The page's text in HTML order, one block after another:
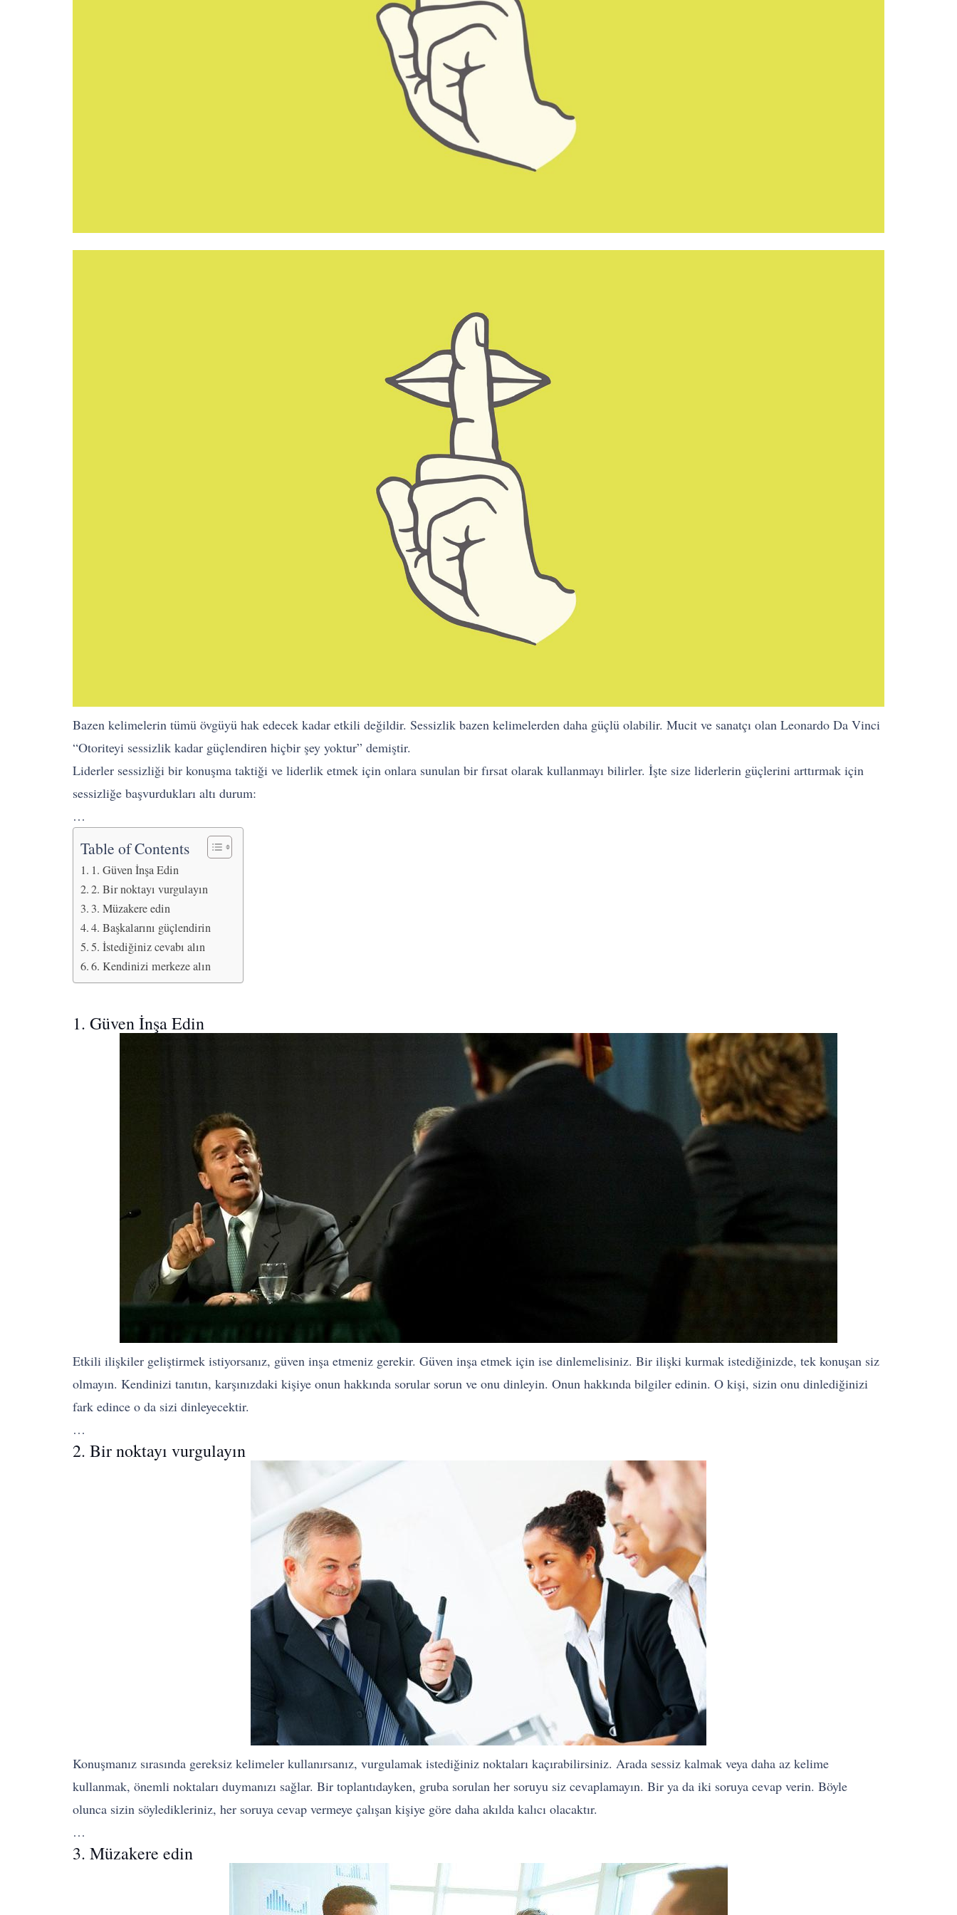
Bazen kelimelerin tümü övgüyü hak edecek kadar etkili değildir. Sessizlik bazen kelimelerden daha güçlü olabilir. Mucit ve sanatçı olan Leonardo Da Vinci
“Otoriteyi sessizlik kadar güçlendiren hiçbir şey yoktur” demiştir.
Liderler sessizliği bir konuşma taktiği ve liderlik etmek için onlara sunulan bir fırsat olarak kullanmayı bilirler. İşte size liderlerin güçlerini arttırmak için
sessizliğe başvurdukları altı durum:
…
Table of Contents
1. Güven İnşa Edin
2. Bir noktayı vurgulayın
3. Müzakere edin
4. Başkalarını güçlendirin
5. İstediğiniz cevabı alın
6. Kendinizi merkeze alın
1. Güven İnşa Edin
Etkili ilişkiler geliştirmek istiyorsanız, güven inşa etmeniz gerekir. Güven inşa etmek için ise dinlemelisiniz. Bir ilişki kurmak istediğinizde, tek konuşan siz
olmayın. Kendinizi tanıtın, karşınızdaki kişiye onun hakkında sorular sorun ve onu dinleyin. Onun hakkında bilgiler edinin. O kişi, sizin onu dinlediğinizi
fark edince o da sizi dinleyecektir.
…
2. Bir noktayı vurgulayın
Konuşmanız sırasında gereksiz kelimeler kullanırsanız, vurgulamak istediğiniz noktaları kaçırabilirsiniz. Arada sessiz kalmak veya daha az kelime
kullanmak, önemli noktaları duymanızı sağlar. Bir toplantıdayken, gruba sorulan her soruyu siz cevaplamayın. Bir ya da iki soruya cevap verin. Böyle
olunca sizin söyledikleriniz, her soruya cevap vermeye çalışan kişiye göre daha akılda kalıcı olacaktır.
…
3. Müzakere edin